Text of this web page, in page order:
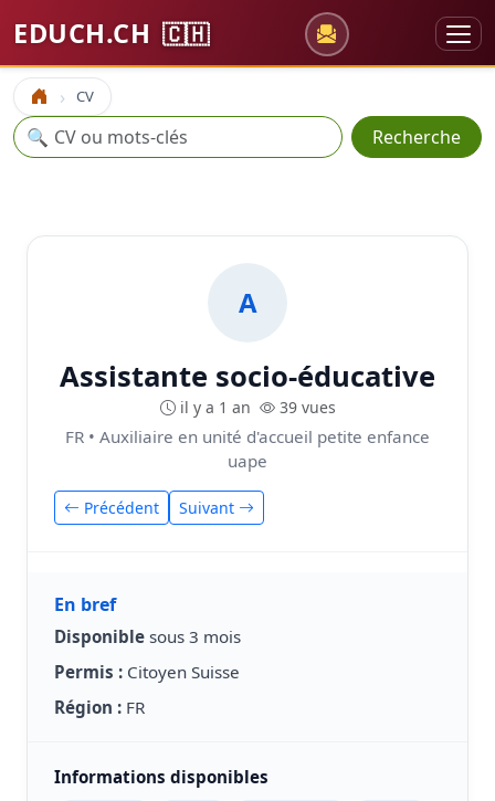
EDUCH.CH 🇨🇭
Accueil CV
Recherche
🔍 Recherche
A
Assistante socio-éducative
il y a 1 an 39 vues
FR • Auxiliaire en unité d'accueil petite enfance
uape
Précédent Suivant
En bref
Disponible sous 3 mois
Permis : Citoyen Suisse
Région : FR
Informations disponibles